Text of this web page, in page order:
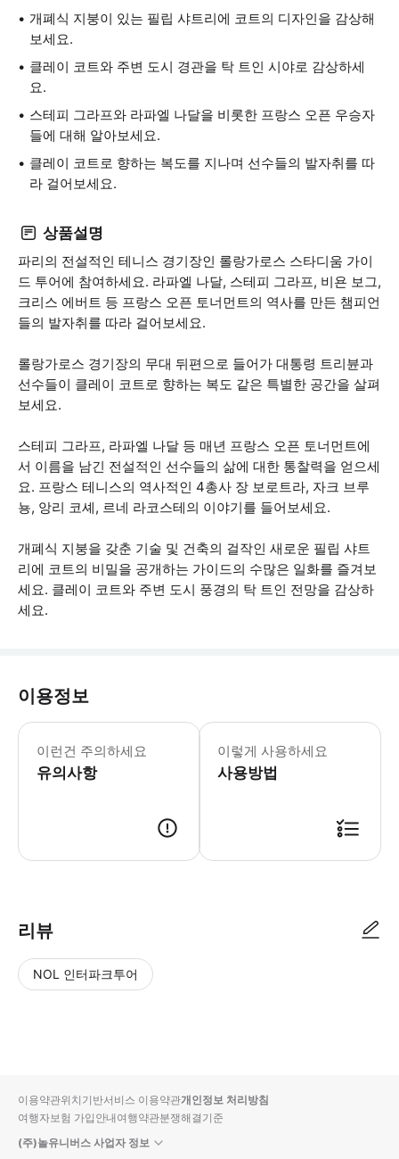
개폐식 지붕이 있는 필립 샤트리에 코트의 디자인을 감상해
보세요.
클레이 코트와 주변 도시 경관을 탁 트인 시야로 감상하세
요.
스테피 그라프와 라파엘 나달을 비롯한 프랑스 오픈 우승자
들에 대해 알아보세요.
클레이 코트로 향하는 복도를 지나며 선수들의 발자취를 따
라 걸어보세요.
상품설명
파리의 전설적인 테니스 경기장인 롤랑가로스 스타디움 가이
드 투어에 참여하세요. 라파엘 나달, 스테피 그라프, 비욘 보그,
크리스 에버트 등 프랑스 오픈 토너먼트의 역사를 만든 챔피언
들의 발자취를 따라 걸어보세요.
롤랑가로스 경기장의 무대 뒤편으로 들어가 대통령 트리뷴과
선수들이 클레이 코트로 향하는 복도 같은 특별한 공간을 살펴
보세요.
스테피 그라프, 라파엘 나달 등 매년 프랑스 오픈 토너먼트에
서 이름을 남긴 전설적인 선수들의 삶에 대한 통찰력을 얻으세
요. 프랑스 테니스의 역사적인 4총사 장 보로트라, 자크 브루
뇽, 앙리 코셰, 르네 라코스테의 이야기를 들어보세요.
개폐식 지붕을 갖춘 기술 및 건축의 걸작인 새로운 필립 샤트
리에 코트의 비밀을 공개하는 가이드의 수많은 일화를 즐겨보
세요. 클레이 코트와 주변 도시 풍경의 탁 트인 전망을 감상하
세요.
이용정보
이런건 주의하세요
유의사항
- 경기장 행사로 인해 방문 당일에는
이렇게 사용하세요
사용방법
리뷰
NOL 인터파크투어
입니
다.
순
상
이용약관위치기반서비스 이용약관개인정보 처리방침
여행자보험 가입안내여행약관분쟁해결기준
(주)놀유니버스 사업자 정보